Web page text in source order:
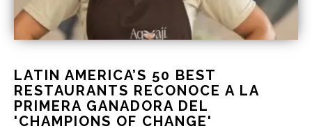
LATIN AMERICA’S 50 BEST
RESTAURANTS RECONOCE A LA
PRIMERA GANADORA DEL
'CHAMPIONS OF CHANGE'